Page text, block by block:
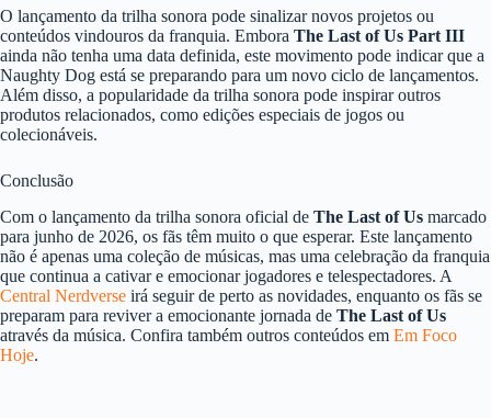
O lançamento da trilha sonora pode sinalizar novos projetos ou
conteúdos vindouros da franquia. Embora The Last of Us Part III
ainda não tenha uma data definida, este movimento pode indicar que a
Naughty Dog está se preparando para um novo ciclo de lançamentos.
Além disso, a popularidade da trilha sonora pode inspirar outros
produtos relacionados, como edições especiais de jogos ou
colecionáveis.
Conclusão
Com o lançamento da trilha sonora oficial de The Last of Us marcado
para junho de 2026, os fãs têm muito o que esperar. Este lançamento
não é apenas uma coleção de músicas, mas uma celebração da franquia
que continua a cativar e emocionar jogadores e telespectadores. A
Central Nerdverse irá seguir de perto as novidades, enquanto os fãs se
preparam para reviver a emocionante jornada de The Last of Us
através da música. Confira também outros conteúdos em Em Foco
Hoje.